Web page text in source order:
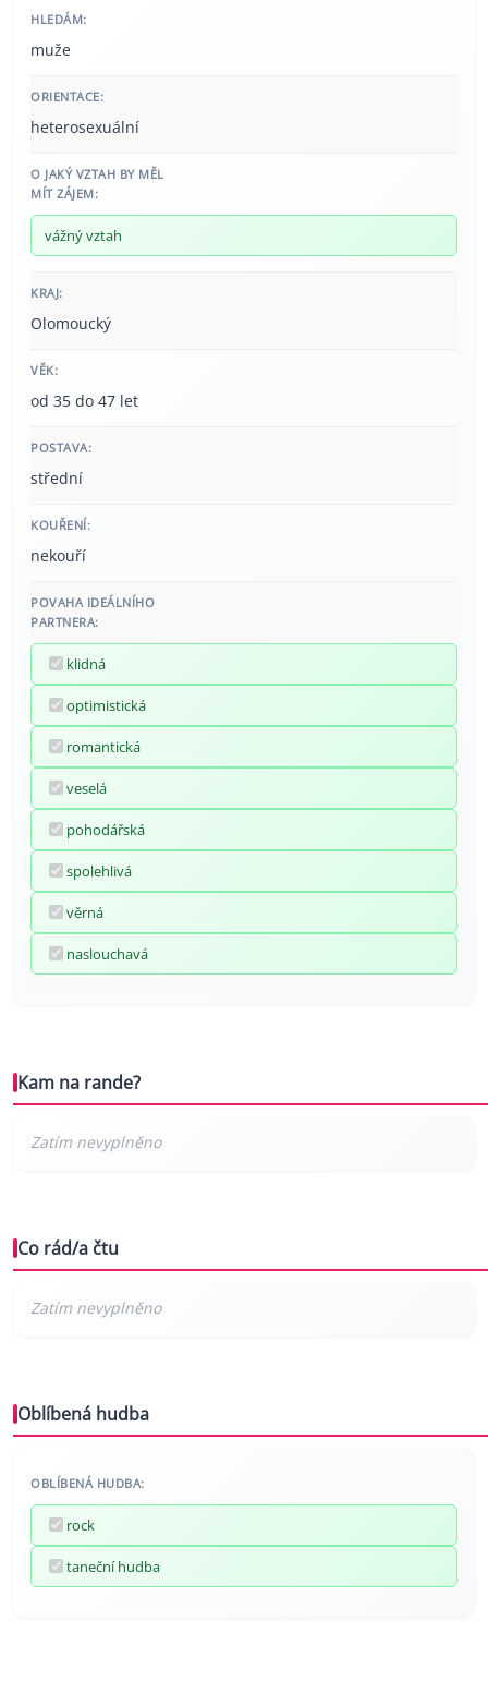
HLEDÁM:
muže
ORIENTACE:
heterosexuální
O JAKÝ VZTAH BY MĚL
MÍT ZÁJEM:
vážný vztah
KRAJ:
Olomoucký
VĚK:
od 35 do 47 let
POSTAVA:
střední
KOUŘENÍ:
nekouří
POVAHA IDEÁLNÍHO
PARTNERA:
klidná
optimistická
romantická
veselá
pohodářská
spolehlivá
věrná
naslouchavá
Kam na rande?
Co rád/a čtu
Oblíbená hudba
OBLÍBENÁ HUDBA:
rock
taneční hudba